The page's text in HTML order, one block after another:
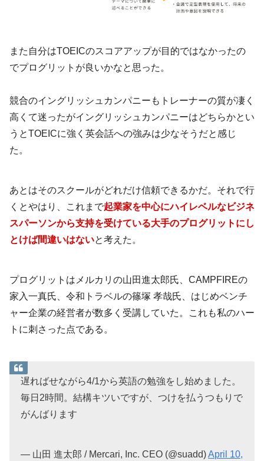
また自分はTOEICのスコアアップが目的ではなかったの
でプログリットが良いかなと思った。
競合のイングリッシュカンパニーもトレーナーの質が凄く
高くて迷ったがイングリッシュカンパニーはどちらかとい
うとTOEICに強く英会話への強みは少なそうだと感じ
た。
あとはそのスクールがどれだけ信頼できるかだ。それで行
くとやはり、これまで起業家を中心にハイレベルなビジネ
スパーソンから支持を受けている大手のプログリットにし
とけば間違いはないと考えた。
プログリットはメルカリの山田進太郎氏、CAMPFIREの
家入一真氏、令和トラベルの篠塚 孝哉氏、はじめベンチ
ャー企業の経営者が数多く受講していた。これも私のハー
トに刺さった点である。
遅ればせながら4/1から英語の勉強をし始めました。
毎日2時間。結構キツいですが、つけを払うつもりで
がんばります
— 山田 進太郎 / Mercari, Inc. CEO (@suadd)April 10,